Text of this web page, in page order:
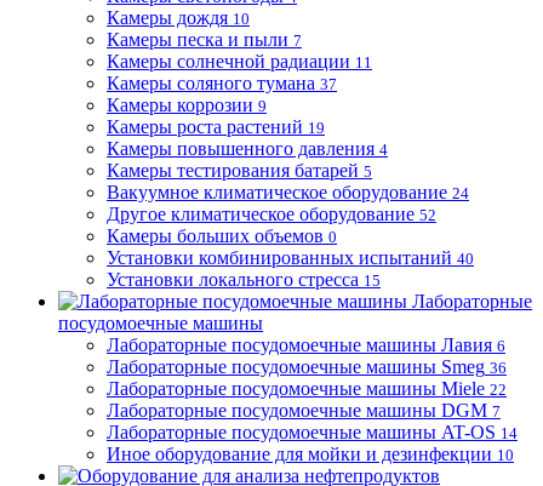
Камеры дождя 10
Камеры песка и пыли 7
Камеры солнечной радиации 11
Камеры соляного тумана 37
Камеры коррозии 9
Камеры роста растений 19
Камеры повышенного давления 4
Камеры тестирования батарей 5
Вакуумное климатическое оборудование 24
Другое климатическое оборудование 52
Камеры больших объемов 0
Установки комбинированных испытаний 40
Установки локального стресса 15
Лабораторные
посудомоечные машины
Лабораторные посудомоечные машины Лавия 6
Лабораторные посудомоечные машины Smeg 36
Лабораторные посудомоечные машины Miele 22
Лабораторные посудомоечные машины DGM 7
Лабораторные посудомоечные машины AT-OS 14
Иное оборудование для мойки и дезинфекции 10